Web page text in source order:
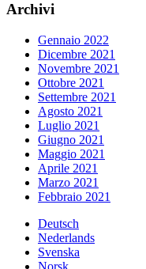
Archivi
Gennaio 2022
Dicembre 2021
Novembre 2021
Ottobre 2021
Settembre 2021
Agosto 2021
Luglio 2021
Giugno 2021
Maggio 2021
Aprile 2021
Marzo 2021
Febbraio 2021
Deutsch
Nederlands
Svenska